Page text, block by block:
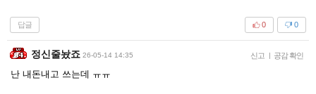
답글 0
0
정신줄놨죠 26-05-14 14:35 신고 | 공감 확인
난 내돈내고 쓰는데 ㅠㅠ